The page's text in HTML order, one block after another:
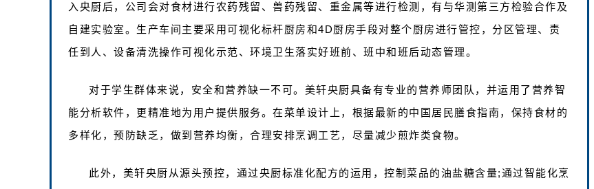
入央厨后，公司会对食材进行农药残留、兽药残留、重金属等进行检测，有与华测第三方检验合作及
自建实验室。生产车间主要采用可视化标杆厨房和4D厨房手段对整个厨房进行管控，分区管理、责
任到人、设备清洗操作可视化示范、环境卫生落实好班前、班中和班后动态管理。
对于学生群体来说，安全和营养缺一不可。美轩央厨具备有专业的营养师团队，并运用了营养智
能分析软件，更精准地为用户提供服务。在菜单设计上，根据最新的中国居民膳食指南，保持食材的
多样化，预防缺乏，做到营养均衡，合理安排烹调工艺，尽量减少煎炸类食物。
此外，美轩央厨从源头预控，通过央厨标准化配方的运用，控制菜品的油盐糖含量;通过智能化烹